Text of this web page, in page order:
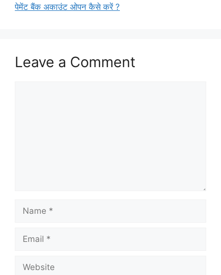
पेमेंट बैंक अकाउंट ओपन कैसे करें ?
Leave a Comment